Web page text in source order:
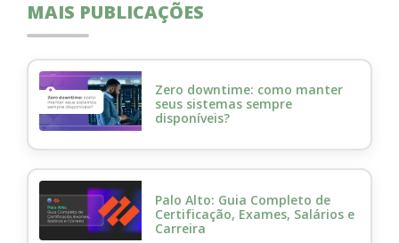
MAIS PUBLICAÇÕES
Zero downtime: como manter
seus sistemas sempre
disponíveis?
Palo Alto: Guia Completo de
Certificação, Exames, Salários e
Carreira